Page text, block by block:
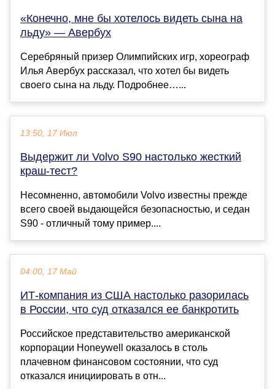
«Конечно, мне бы хотелось видеть сына на
льду» — Авербух
Серебряный призер Олимпийских игр, хореограф
Илья Авербух рассказал, что хотел бы видеть
своего сына на льду. Подробнее…...
13:50, 17 Июл
Выдержит ли Volvo S90 настолько жесткий
краш-тест?
Несомненно, автомобили Volvo известны прежде
всего своей выдающейся безопасностью, и седан
S90 - отличный тому пример....
04:00, 17 Май
ИТ-компания из США настолько разорилась
в России, что суд отказался ее банкротить
Российское представительство американской
корпорации Honeywell оказалось в столь
плачевном финансовом состоянии, что суд
отказался инициировать в отн...